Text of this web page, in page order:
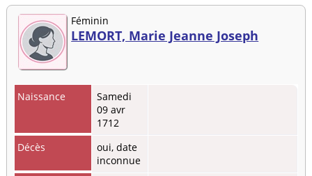
Féminin
LEMORT, Marie Jeanne Joseph
Naissance
Samedi
09 avr
1712
Décès
oui, date
inconnue